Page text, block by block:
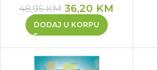
48,95KM 36,20 KM
DODAJ U KORPU